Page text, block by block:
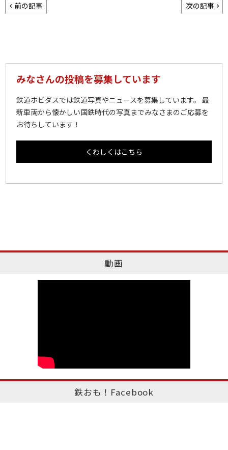
前の記事 次の記事
みなさんの投稿を募集しています
鉄道ホビダスでは鉄道写真やニュースを募集しています。 最
新車両から懐かしい国鉄時代の写真までみなさまのご応募を
お待ちしています！
くわしくはこちら
動画
鉄おも！Facebook